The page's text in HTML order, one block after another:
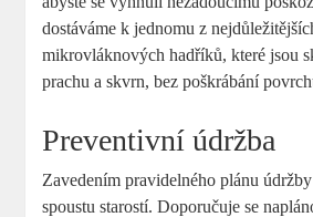
dostáváme k jednomu z
mikrovláknových hadříků, které jsou
prachu a skvrn, bez poškrábání
Preventivní údržba
Zavedením pravidelného plánu
spoustu starostí. Doporučuje se